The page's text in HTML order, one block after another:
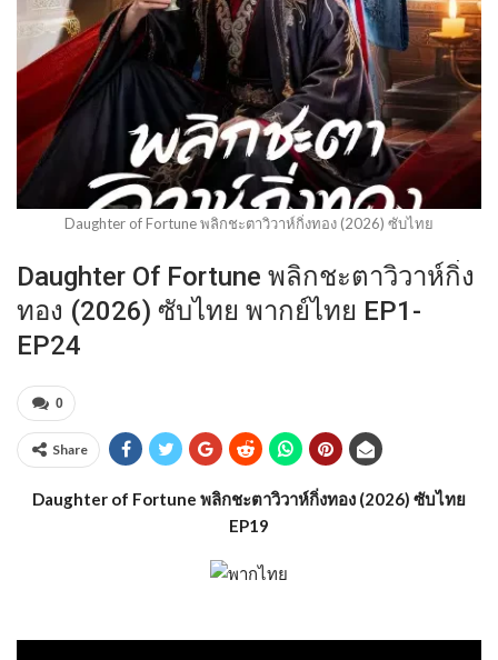
Daughter of Fortune พลิกชะตาวิวาห์กิ่งทอง (2026) ซับไทย
Daughter Of Fortune พลิกชะตาวิวาห์กิ่ง
ทอง (2026) ซับไทย พากย์ไทย EP1-
EP24
0
Share
Daughter of Fortune พลิกชะตาวิวาห์กิ่งทอง (2026) ซับไทย
EP19